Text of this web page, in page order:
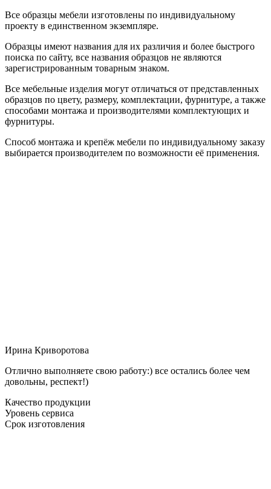
Все образцы мебели изготовлены по индивидуальному
проекту в единственном экземпляре.
Образцы имеют названия для их различия и более быстрого
поиска по сайту, все названия образцов не являются
зарегистрированным товарным знаком.
Все мебельные изделия могут отличаться от представленных
образцов по цвету, размеру, комплектации, фурнитуре, а также
способами монтажа и производителями комплектующих и
фурнитуры.
Способ монтажа и крепёж мебели по индивидуальному заказу
выбирается производителем по возможности её применения.
Ирина Криворотова
Отлично выполняете свою работу:) все остались более чем
довольны, респект!)
Качество продукции
Уровень сервиса
Срок изготовления